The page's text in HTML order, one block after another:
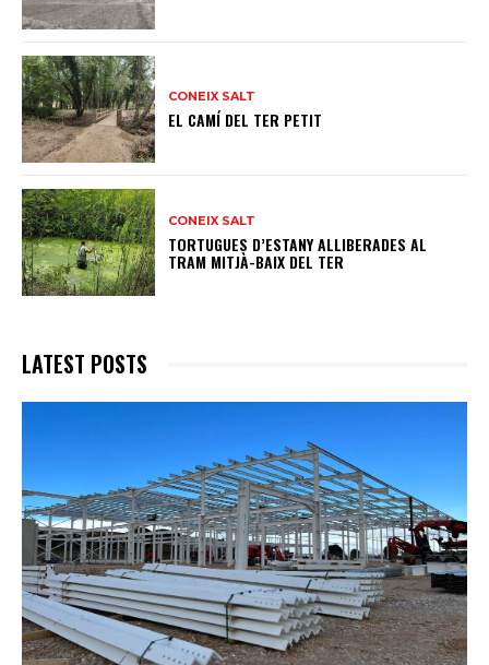
CONEIX SALT
EL CAMÍ DEL TER PETIT
CONEIX SALT
TORTUGUES D’ESTANY ALLIBERADES AL
TRAM MITJÀ-BAIX DEL TER
LATEST POSTS